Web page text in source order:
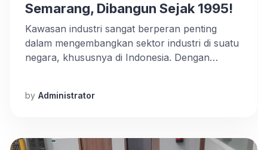
Semarang, Dibangun Sejak 1995!
Kawasan industri sangat berperan penting
dalam mengembangkan sektor industri di suatu
negara, khususnya di Indonesia. Dengan
meningkatkan efisiensi, karena memiliki akses
Sejak Desember 2023 Indonesia sudah memiliki
by Administrator